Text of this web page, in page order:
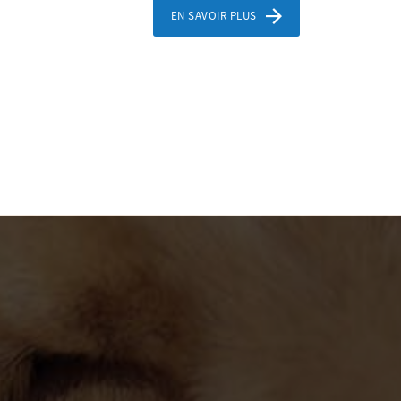
EN SAVOIR PLUS